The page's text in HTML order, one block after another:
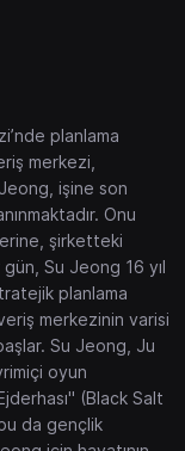
planlama
merkezi,
işine son
Onu
şirketteki
Su Jeong 16 yıl
planlama
merkezinin varisi
Su Jeong, Ju
oyun
(Black Salt
da gençlik